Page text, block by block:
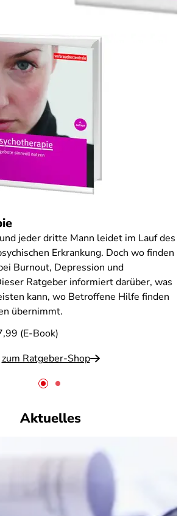
jeder dritte Mann leidet im Lauf des
Erkrankung. Doch wo finden
Burnout, Depression und
Ratgeber informiert darüber, was
kann, wo Betroffene Hilfe finden
übernimmt.
(E-Book)
zum Ratgeber-Shop
Aktuelles